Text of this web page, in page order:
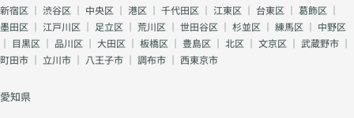
新宿区 ｜ 渋谷区 ｜ 中央区 ｜ 港区 ｜ 千代田区 ｜ 江東区 ｜ 台東区 ｜ 葛飾区 ｜
墨田区 ｜ 江戸川区 ｜ 足立区 ｜ 荒川区 ｜ 世田谷区 ｜ 杉並区 ｜ 練馬区 ｜ 中野区
｜ 目黒区 ｜ 品川区 ｜ 大田区 ｜ 板橋区 ｜ 豊島区 ｜ 北区 ｜ 文京区 ｜ 武蔵野市 ｜
町田市 ｜ 立川市 ｜ 八王子市 ｜ 調布市 ｜ 西東京市
愛知県